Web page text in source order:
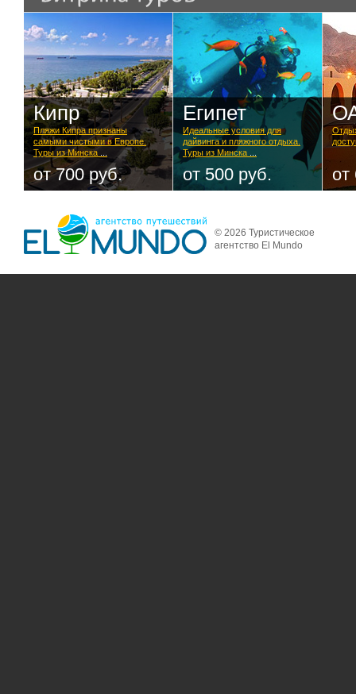
Кипр
Пляжи Кипра признаны
самыми чистыми в Европе.
Туры из Минска
от 700 руб.
Египет
Идеальные условия для
дайвинга и пляжного отдыха.
Туры из Минска
от 500 руб. от
© 2026 Туристическое
агентство El Mundo